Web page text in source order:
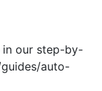
in our step-by-
auto-